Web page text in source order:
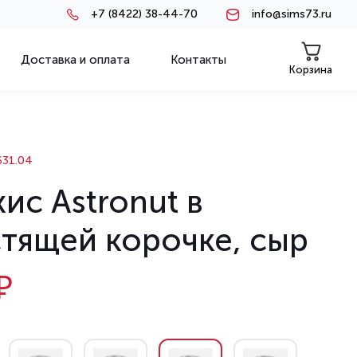
+7 (8422) 38-44-70 info@sims73.ru
Доставка и оплата Контакты
Корзина
Astronut в
корочке, сыр